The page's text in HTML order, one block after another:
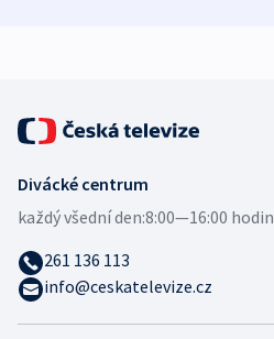
Divácké centrum
každý všední den:8:00—16:00 hodin
261 136 113
info@ceskatelevize.cz